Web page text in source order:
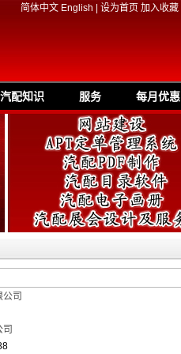
简体中文 English 设为首页 加入收藏
汽配知识 服务 每月优惠
司